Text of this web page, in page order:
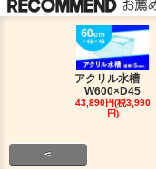
アクリル水槽
W600×D45
43,890円(税3,990
円)
<